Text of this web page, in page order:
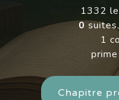
1332
0suites,
1
Chapitre